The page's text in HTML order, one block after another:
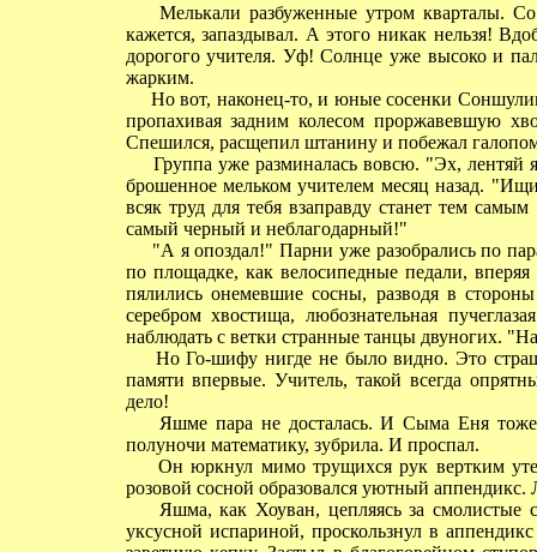
Мелькали разбуженные утром кварталы.
кажется, запаздывал. А этого никак нельзя!
дорогого учителя. Уф! Солнце уже высоко и
жарким.
Но вот, наконец-то, и юные сосенки
пропахивая задним колесом проржавевшую
Спешился, расщепил штанину и побежал
Группа уже разминалась вовсю. "Эх, лентяй
брошенное мельком учителем месяц назад.
всяк труд для тебя взаправду станет тем
самый черный и неблагодарный!"
"А я опоздал!" Парни уже разобрались по
по площадке, как велосипедные педали,
пялились онемевшие сосны, разводя в
серебром хвостища, любознательная
наблюдать с ветки странные танцы двуногих.
Но Го-шифу нигде не было видно. Это
памяти впервые. Учитель, такой всегда
дело!
Яшме пара не досталась. И Сыма Еня тоже
полуночи математику, зубрила. И проспал.
Он юркнул мимо трущихся рук вертким
розовой сосной образовался уютный
Яшма, как Хоуван, цепляясь за смолистые
уксусной испариной, проскользнул в